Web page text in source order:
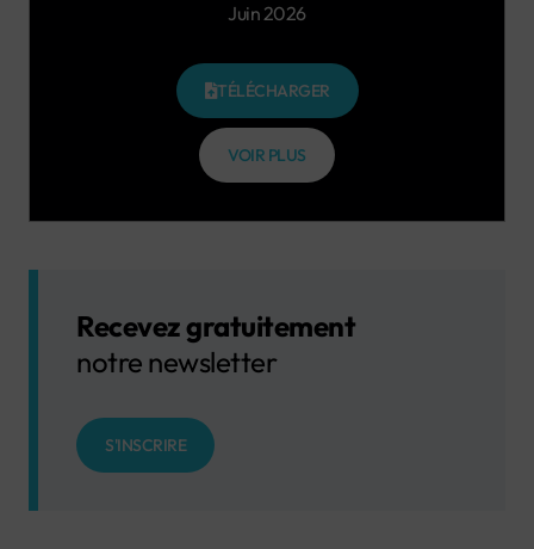
Juin 2026
TÉLÉCHARGER
VOIR PLUS
Recevez gratuitement
notre newsletter
S'INSCRIRE